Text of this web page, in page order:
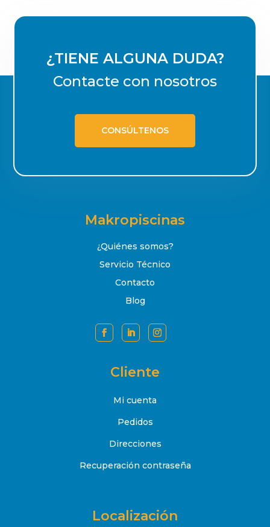
¿TIENE ALGUNA DUDA?
Contacte con nosotros
CONSÚLTENOS
Makropiscinas
¿Quiénes somos?
Servicio Técnico
Contacto
Blog
Cliente
Mi cuenta
Pedidos
Direcciones
Recuperación contraseña
Localización